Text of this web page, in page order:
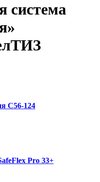
система
С56-124
Pro 33+